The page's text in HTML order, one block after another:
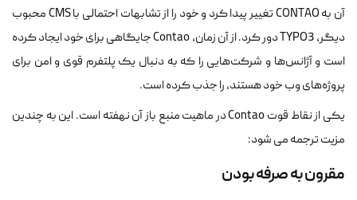
آن به CONTAO تغییر پیدا کرد و خود را از تشابهات احتمالی با CMS محبوب
دیگر، TYPO3 دور کرد. از آن زمان، Contao جایگاهی برای خود ایجاد کرده
است و آژانس‌ها و شرکت‌هایی را که به دنبال یک پلتفرم قوی و امن برای
پروژه‌های وب خود هستند، را جذب کرده است.
یکی از نقاط قوت Contao در ماهیت منبع باز آن نهفته است. این به چندین
مزیت ترجمه می شود:
مقرون به صرفه بودن